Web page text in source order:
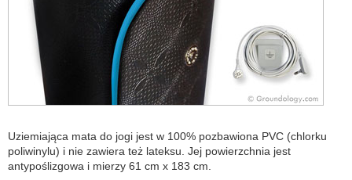
Uziemiająca mata do jogi jest w 100% pozbawiona PVC (chlorku
poliwinylu) i nie zawiera też lateksu. Jej powierzchnia jest
antypoślizgowa i mierzy 61 cm x 183 cm.